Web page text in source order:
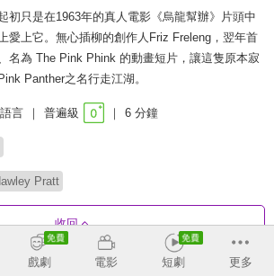
初只是在1963年的真人電影《烏龍幫辦》片頭中
愛上它。無心插柳的創作人Friz Freleng，翌年首
名為 The Pink Phink 的動畫短片，讓這隻原本寂
Panther之名行走江湖。
言 普遍級 6 分鐘
Pratt
收回
戲劇 電影 短劇 更多